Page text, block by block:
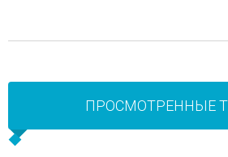
ПРОСМОТРЕННЫЕ